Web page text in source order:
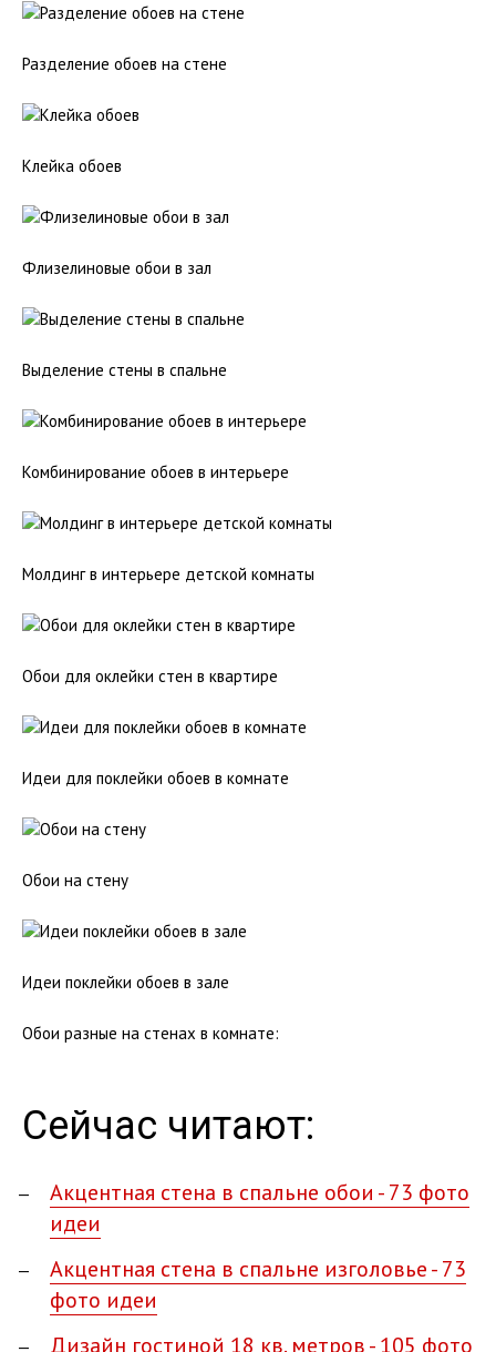
Разделение обоев на стене
Клейка обоев
Флизелиновые обои в зал
Выделение стены в спальне
Комбинирование обоев в интерьере
Молдинг в интерьере детской комнаты
Обои для оклейки стен в квартире
Идеи для поклейки обоев в комнате
Обои на стену
Идеи поклейки обоев в зале
Обои разные на стенах в комнате:
Сейчас читают:
Акцентная стена в спальне обои - 73 фото
идеи
Акцентная стена в спальне изголовье - 73
фото идеи
Дизайн гостиной 18 кв. метров - 105 фото